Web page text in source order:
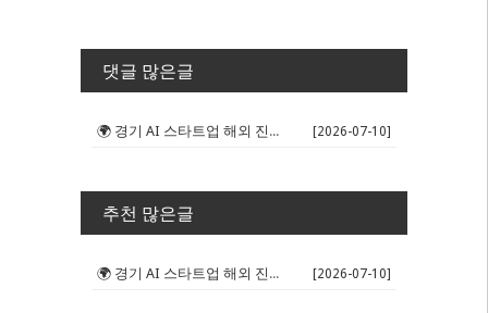
댓글 많은글
🌍 경기 AI 스타트업 해외 진출 판... [2026-07-10]
추천 많은글
🌍 경기 AI 스타트업 해외 진출 판... [2026-07-10]